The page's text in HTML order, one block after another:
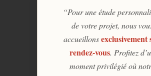
“Pour une étude
de votre projet, nous
accueillonsexclusivement
rendez-vous. Profitez
moment privilégié où